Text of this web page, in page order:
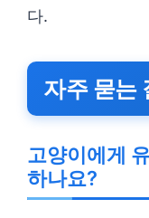
다.
자주 묻는
고양이에게
하나요?